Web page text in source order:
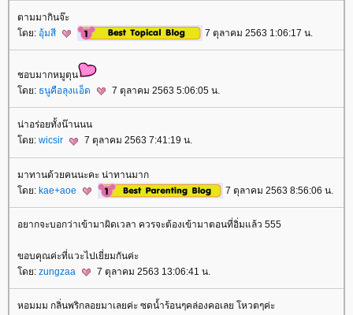
ตามมากินจ๊ะ
ดย: อุ้มสี 7 ตุลาคม 2563 1:06:17 น.
ชอบมากหมูตุน
ดย: ธนูคือลุงแอ็ด 7 ตุลาคม 2563 5:06:05 น.
น่าอร่อยทั้งน๊านนน
ดย: wicsir 7 ตุลาคม 2563 7:41:19 น.
มาทานด้วยคนนะคะ น่าทานมาก
ดย: kae+aoe 7 ตุลาคม 2563 8:56:06 น.
อยากจะบอกว่าเข้ามาผิดเวลา ควรจะต้องเข้ามาตอนที่อิ่มแล้ว 555
ขอบคุณค่ะที่แวะไปเยี่ยมกันค่ะ
ดย: zungzaa 7 ตุลาคม 2563 13:06:41 น.
หอมมม กลิ่นพริกลอยมาเลยค่ะ ซดน้ำร้อนๆคล่องคอเลย โหวตๆค่ะ